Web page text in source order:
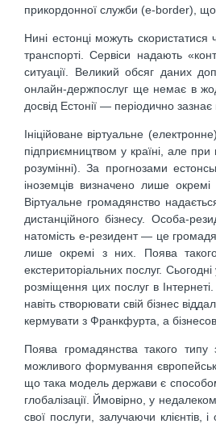
прикордонної служби (e-border), що
Нині естонці можуть
транспорті. Сервіси надають
ситуації. Великий обсяг даних
онлайн-держпослуг ще немає в
досвід Естонії — періодично
Ініційоване віртуальне
підприємництвом у країні, але
розумінні). За прогнозами
іноземців визначено лише
Віртуальне громадянство
дистанційного бізнесу. Особа-
натомість е-резидент — це
лише окремі з них. Поява
екстериторіальних послуг.
розміщення цих послуг в
навіть створювати свій бізнес
кермувати з Франкфурта, а
Поява громадянства такого
можливого формування
що така модель держави є
глобалізації. Ймовірно, у
свої послуги, залучаючи